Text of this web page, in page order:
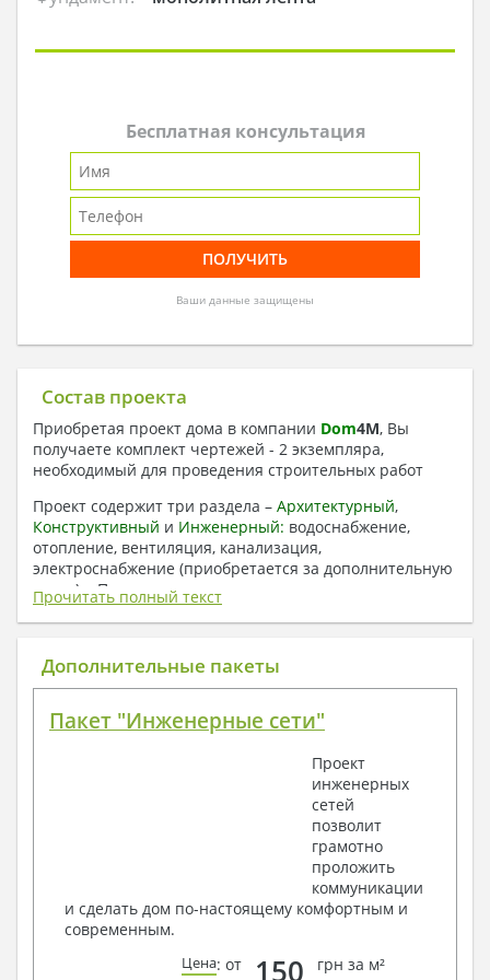
Бесплатная консультация
Ваши данные защищены
Состав проекта
Приобретая проект дома в компании Dom4M, Вы
получаете комплект чертежей - 2 экземпляра,
необходимый для проведения строительных работ
Проект содержит три раздела – Архитектурный,
Конструктивный и Инженерный: водоснабжение,
отопление, вентиляция, канализация,
электроснабжение (приобретается за дополнительную
плату) + Пояснительная записка.
1. Архитектурный раздел:
Общие данные по проекту
Поэтажные маркировочные планы с
Разрезы и состав конструкций
Фасады с ведомостью внешних отделок
Элементы проемов – спецификация
Ведомость перемычек – сечения и
Объемы основных строительных материалов
Архитектурные узлы в конструкциях
2. Конструктивный раздел:
Прочитать полный текст
Дополнительные пакеты
Пакет "Инженерные сети"
Проект
инженерных
сетей
позволит
грамотно
проложить
коммуникации
и сделать дом по-настоящему комфортным и
современным.
Цена: от 150 грн за м²